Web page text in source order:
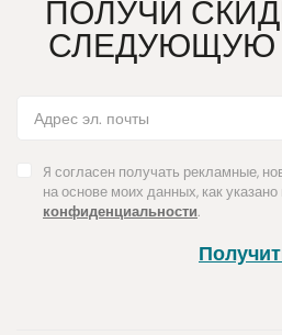
ПОЛУЧИ
СЛЕДУЮЩУЮ
Я согласен получать рекламные,
на основе моих данных, как
конфиденциальности.